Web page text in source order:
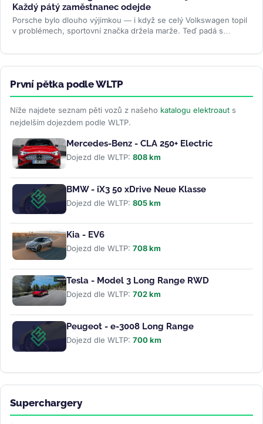
Každý pátý zaměstnanec odejde
Porsche bylo dlouho výjimkou — i když se celý Volkswagen topil
v problémech, sportovní značka držela marže. Teď padá s
První pětka podle WLTP
Níže najdete seznam pěti vozů z našeho katalogu elektroaut s
nejdelším dojezdem podle WLTP.
Mercedes-Benz - CLA 250+ Electric
Dojezd dle WLTP: 808 km
BMW - iX3 50 xDrive Neue Klasse
Dojezd dle WLTP: 805 km
Kia - EV6
Dojezd dle WLTP: 708 km
Tesla - Model 3 Long Range RWD
Dojezd dle WLTP: 702 km
Peugeot - e-3008 Long Range
Dojezd dle WLTP: 700 km
Superchargery